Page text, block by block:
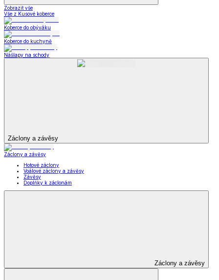
Zobrazit vše
Vše z Kusové koberce
Koberce do obýváku
Koberce do kuchyně
Nášlapy na schody
Záclony a závěsy
Záclony a závěsy
Hotové záclony
Voálové záclony a závěsy
Závěsy
Doplňky k záclonám
Záclony a závěsy